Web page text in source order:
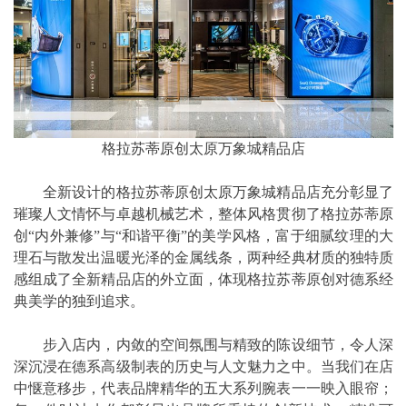
格拉苏蒂原创太原万象城精品店
全新设计的格拉苏蒂原创太原万象城精品店充分彰显了
璀璨人文情怀与卓越机械艺术，整体风格贯彻了格拉苏蒂原
创“内外兼修”与“和谐平衡”的美学风格，富于细腻纹理的大
理石与散发出温暖光泽的金属线条，两种经典材质的独特质
感组成了全新精品店的外立面，体现格拉苏蒂原创对德系经
典美学的独到追求。
步入店内，内敛的空间氛围与精致的陈设细节，令人深
深沉浸在德系高级制表的历史与人文魅力之中。当我们在店
中惬意移步，代表品牌精华的五大系列腕表一一映入眼帘；